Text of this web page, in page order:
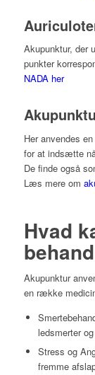
Akupunktur, der
punkter
NADA her
Her anvendes
for at indsætte
De finde også
Læs mere om
Hvad
Akupunktur
en række
ledsmerter
Stress og
fremme